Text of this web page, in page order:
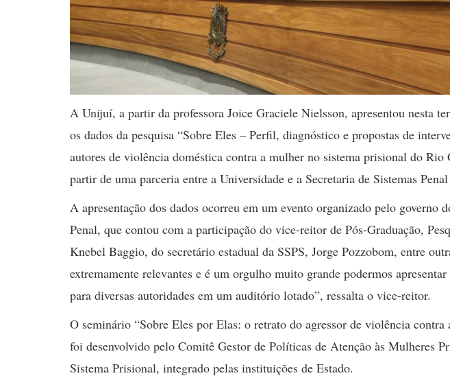
A Unijuí, a partir da professora Joice Graciele Nielsson, apresentou nesta
os dados da pesquisa “Sobre Eles – Perfil, diagnóstico e propostas de
autores de violência doméstica contra a mulher no sistema prisional do Rio
partir de uma parceria entre a Universidade e a Secretaria de Sistemas
A apresentação dos dados ocorreu em um evento organizado pelo governo
Penal, que contou com a participação do vice-reitor de Pós-Graduação,
Knebel Baggio, do secretário estadual da SSPS, Jorge Pozzobom, entre
extremamente relevantes e é um orgulho muito grande podermos
para diversas autoridades em um auditório lotado”, ressalta o vice-reitor.
O seminário “Sobre Eles por Elas: o retrato do agressor de violência
foi desenvolvido pelo Comitê Gestor de Políticas de Atenção às Mulheres
Sistema Prisional, integrado pelas instituições de Estado.